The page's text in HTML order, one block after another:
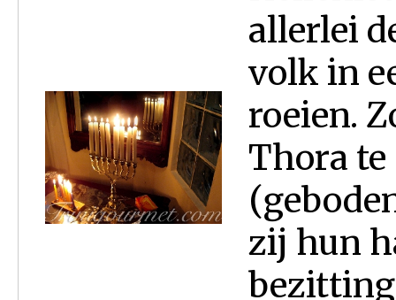
allerlei
volk in
roeien.
Thora
zij hun